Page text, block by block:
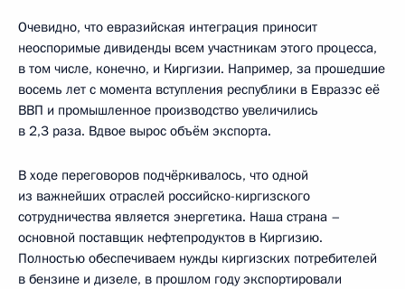
Очевидно, что евразийская интеграция приносит
неоспоримые дивиденды всем участникам этого процесса,
в том числе, конечно, и Киргизии. Например, за прошедшие
восемь лет с момента вступления республики в Евразэс её
ВВП и промышленное производство увеличились
в 2,3 раза. Вдвое вырос объём экспорта.
В ходе переговоров подчёркивалось, что одной
из важнейших отраслей российско-киргизского
сотрудничества является энергетика. Наша страна –
основной поставщик нефтепродуктов в Киргизию.
Полностью обеспечиваем нужды киргизских потребителей
в бензине и дизеле, в прошлом году экспортировали